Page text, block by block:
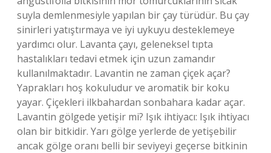
suyla demlenmesiyle yapılan bir çay türüdür. Bu çay
sinirleri yatıştırmaya ve iyi uykuyu desteklemeye
yardımcı olur. Lavanta çayı, geleneksel tıpta
hastalıkları tedavi etmek için uzun zamandır
kullanılmaktadır. Lavantin ne zaman çiçek açar?
Yaprakları hoş kokuludur ve aromatik bir koku
yayar. Çiçekleri ilkbahardan sonbahara kadar açar.
Lavantin gölgede yetişir mi? Işık ihtiyacı: Işık ihtiyacı
olan bir bitkidir. Yarı gölge yerlerde de yetişebilir
ancak gölge oranı belli bir seviyeyi geçerse bitkinin